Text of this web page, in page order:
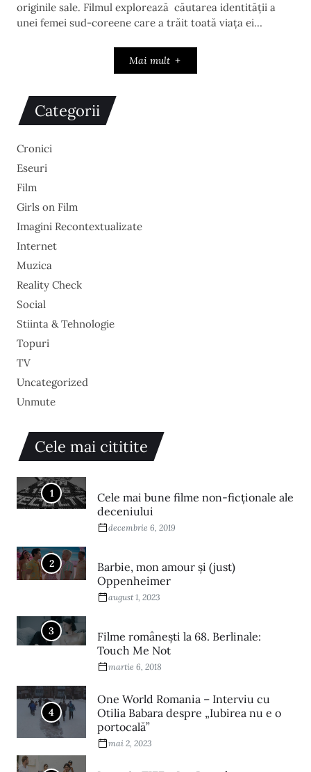
originile sale. Filmul explorează căutarea identității a
unei femei sud-coreene care a trăit toată viața ei…
Mai mult
Categorii
Cronici
Eseuri
Film
Girls on Film
Imagini Recontextualizate
Internet
Muzica
Reality Check
Social
Stiinta & Tehnologie
Topuri
TV
Uncategorized
Unmute
Cele mai cititite
1
Cele mai bune filme non-ficționale ale
deceniului
decembrie 6, 2019
2
Barbie, mon amour și (just)
Oppenheimer
august 1, 2023
3
Filme româneşti la 68. Berlinale:
Touch Me Not
martie 6, 2018
4
One World Romania – Interviu cu
Otilia Babara despre „Iubirea nu e o
portocală”
mai 2, 2023